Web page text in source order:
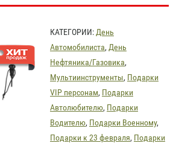
КАТЕГОРИИ: День
Автомобилиста, День
Нефтяника/Газовика,
Мультиинструменты, Подарки
VIP персонам, Подарки
Автолюбителю, Подарки
Водителю, Подарки Военному,
Подарки к 23 февраля, Подарки